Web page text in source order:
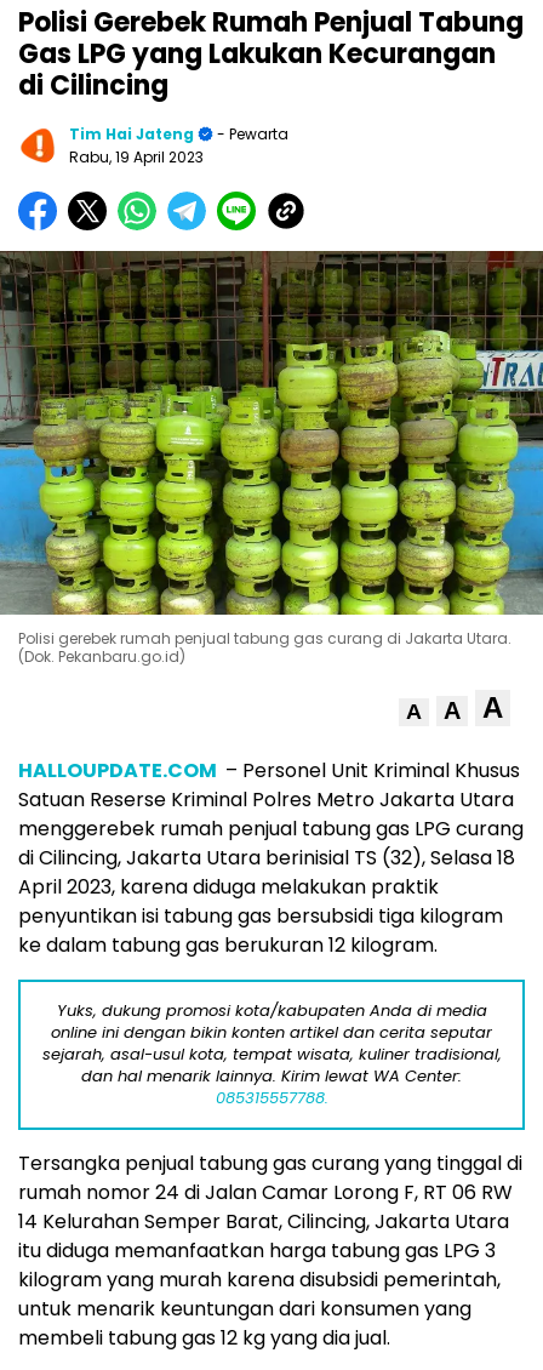
Polisi Gerebek Rumah Penjual Tabung
Gas LPG yang Lakukan Kecurangan
di Cilincing
Tim Hai Jateng
- Pewarta
Rabu, 19 April 2023
Polisi gerebek rumah penjual tabung gas curang di Jakarta Utara.
(Dok. Pekanbaru.go.id)
A A A
HALLOUPDATE.COM – Personel Unit Kriminal Khusus
Satuan Reserse Kriminal Polres Metro Jakarta Utara
menggerebek rumah penjual tabung gas LPG curang
di Cilincing, Jakarta Utara berinisial TS (32), Selasa 18
April 2023, karena diduga melakukan praktik
penyuntikan isi tabung gas bersubsidi tiga kilogram
ke dalam tabung gas berukuran 12 kilogram.
Yuks, dukung promosi kota/kabupaten Anda di media
online ini dengan bikin konten artikel dan cerita seputar
sejarah, asal-usul kota, tempat wisata, kuliner tradisional,
dan hal menarik lainnya. Kirim lewat WA Center:
085315557788.
Tersangka penjual tabung gas curang yang tinggal di
rumah nomor 24 di Jalan Camar Lorong F, RT 06 RW
14 Kelurahan Semper Barat, Cilincing, Jakarta Utara
itu diduga memanfaatkan harga tabung gas LPG 3
kilogram yang murah karena disubsidi pemerintah,
untuk menarik keuntungan dari konsumen yang
membeli tabung gas 12 kg yang dia jual.